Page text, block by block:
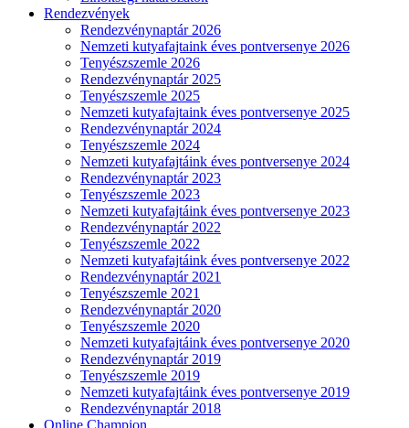
Rendezvények
Rendezvénynaptár 2026
Nemzeti kutyafajtaink éves pontversenye 2026
Tenyészszemle 2026
Rendezvénynaptár 2025
Tenyészszemle 2025
Nemzeti kutyafajtaink éves pontversenye 2025
Rendezvénynaptár 2024
Tenyészszemle 2024
Nemzeti kutyafajtáink éves pontversenye 2024
Rendezvénynaptár 2023
Tenyészszemle 2023
Nemzeti kutyafajtáink éves pontversenye 2023
Rendezvénynaptár 2022
Tenyészszemle 2022
Nemzeti kutyafajtáink éves pontversenye 2022
Rendezvénynaptár 2021
Tenyészszemle 2021
Rendezvénynaptár 2020
Tenyészszemle 2020
Nemzeti kutyafajtáink éves pontversenye 2020
Rendezvénynaptár 2019
Tenyészszemle 2019
Nemzeti kutyafajtáink éves pontversenye 2019
Rendezvénynaptár 2018
Online Champion